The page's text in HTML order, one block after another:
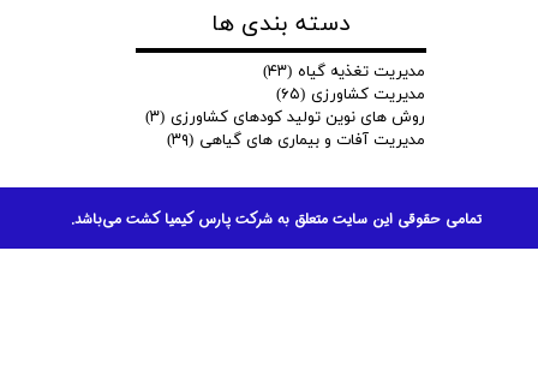
دسته بندی ها
مدیریت تغذیه گیاه (۴۳)
مدیریت کشاورزی (۶۵)
روش های نوین تولید کودهای کشاورزی (۳)
مدیریت آفات و بیماری های گیاهی (۳۹)
تمامی حقوقی این سایت متعلق به شرکت پارس کیمیا کشت می‌باشد.